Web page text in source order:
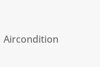
DC
Aircondition